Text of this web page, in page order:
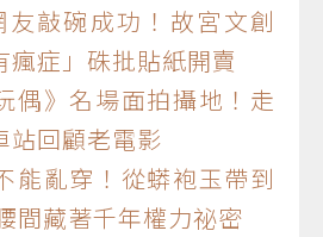
敲碗成功！故宮文創
瘋症」硃批貼紙開賣
偶》名場面拍攝地！走
站回顧老電影
亂穿！從蟒袍玉帶到
間藏著千年權力祕密